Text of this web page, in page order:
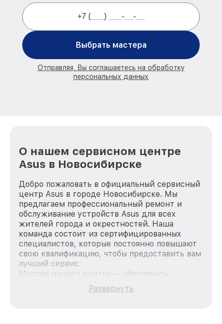
Выбрать мастера
Отправляя, Вы соглашаетесь на обработку
персональных данных
О нашем сервисном центре
Asus в Новосибирске
Добро пожаловать в официальный сервисный
центр Asus в городе Новосибирске. Мы
предлагаем профессиональный ремонт и
обслуживание устройств Asus для всех
жителей города и окрестностей. Наша
команда состоит из сертифицированных
специалистов, которые постоянно повышают
свою квалификацию, чтобы предоставить вам
лучший сервис.
Миссия нашего центра — обеспечить
качественный и доступный ремонт для
каждого пользователя продукции Asus, вне
Развернуть